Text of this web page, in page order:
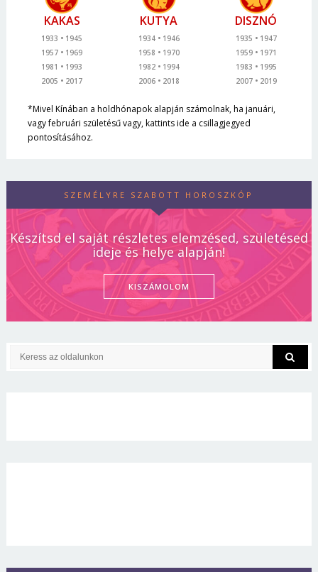
KAKAS
1933
1945
1957
1969
1981
1993
2005
2017
KUTYA
1934
1946
1958
1970
1982
1994
2006
2018
DISZNÓ
1935
1947
1959
1971
1983
1995
2007
2019
*Mivel Kínában a holdhónapok alapján számolnak, ha januári,
vagy februári születésű vagy, kattints ide a csillagjegyed
pontosításához.
SZEMÉLYRE SZABOTT HOROSZKÓP
Készítsd el saját részletes elemzésed, születésed
ideje és helye alapján!
KISZÁMOLOM